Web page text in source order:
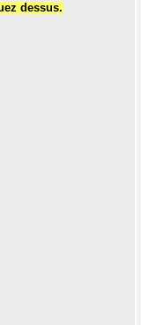
dessus.